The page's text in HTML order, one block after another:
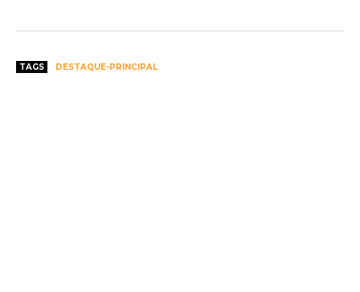
TAGS DESTAQUE-PRINCIPAL